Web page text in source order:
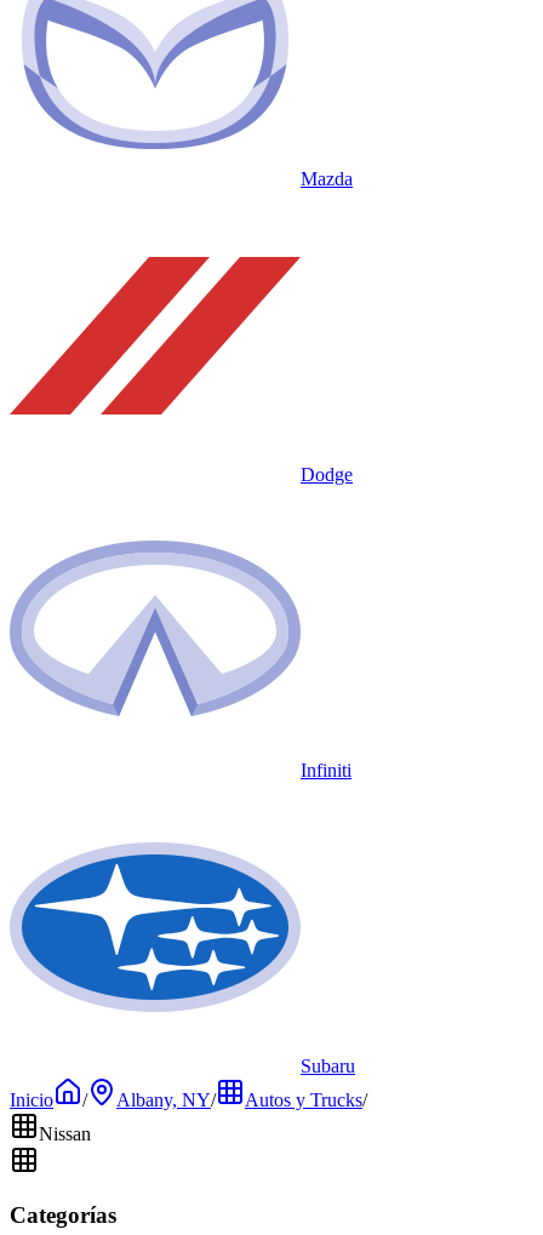
Mazda
Dodge
Infiniti
Subaru
Inicio
/ Albany, NY/ Autos y Trucks/
Nissan
Categorías